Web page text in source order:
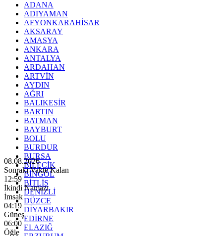
ADANA
ADIYAMAN
AFYONKARAHİSAR
AKSARAY
AMASYA
ANKARA
ANTALYA
ARDAHAN
ARTVİN
AYDIN
AĞRI
BALIKESİR
BARTIN
BATMAN
BAYBURT
BOLU
BURDUR
BURSA
BİLECİK
BİNGÖL
BİTLİS
DENİZLİ
DÜZCE
DİYARBAKIR
EDİRNE
ELAZIĞ
08.08.2026
Sonraki Vakte Kalan
12:57
İkindi Namazı
İmsak
04:19
Güneş
06:00
Öğle